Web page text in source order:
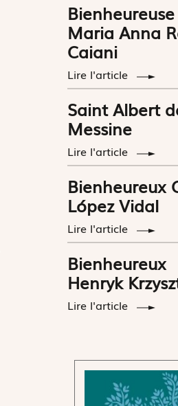
Bienheureuse
Maria Anna
Caiani
Lire l'article
Saint Albert
Messine
Lire l'article
Bienheureux
López Vidal
Lire l'article
Bienheureux
Henryk
Lire l'article